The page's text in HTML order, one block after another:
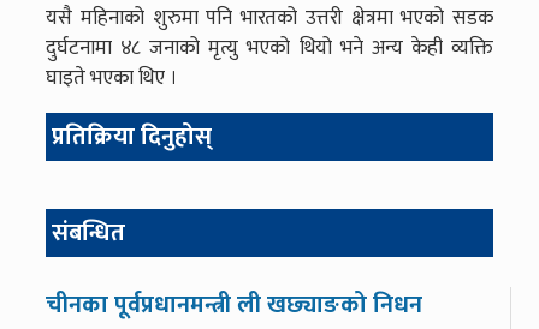
यसै महिनाको शुरुमा पनि भारतको उत्तरी क्षेत्रमा भएको सडक
दुर्घटनामा ४८ जनाको मृत्यु भएको थियो भने अन्य केही व्यक्ति
घाइते भएका थिए ।
प्रतिक्रिया दिनुहोस्
संबन्धित
चीनका पूर्वप्रधानमन्त्री ली खछ्याङको निधन